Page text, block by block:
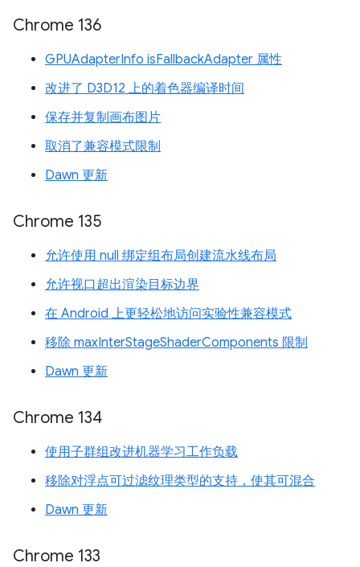
Chrome 136
GPUAdapterInfo isFallbackAdapter 属性
改进了 D3D12 上的着色器编译时间
保存并复制画布图片
取消了兼容模式限制
Dawn 更新
Chrome 135
允许使用 null 绑定组布局创建流水线布局
允许视口超出渲染目标边界
在 Android 上更轻松地访问实验性兼容模式
移除 maxInterStageShaderComponents 限制
Dawn 更新
Chrome 134
使用子群组改进机器学习工作负载
移除对浮点可过滤纹理类型的支持，使其可混合
Dawn 更新
Chrome 133